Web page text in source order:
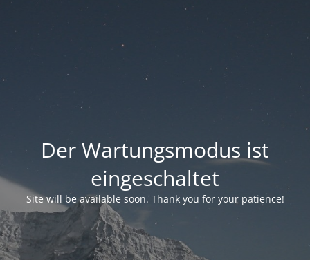
Der Wartungsmodus ist
eingeschaltet
Site will be available soon. Thank you for your patience!